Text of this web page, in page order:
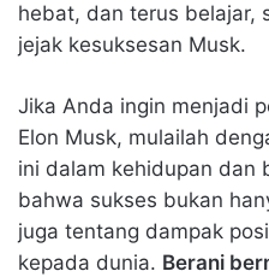
hebat, dan terus belajar,
jejak kesuksesan Musk.
Jika Anda ingin menjadi
Elon Musk, mulailah
ini dalam kehidupan dan
bahwa sukses bukan
juga tentang dampak
kepada dunia. Berani